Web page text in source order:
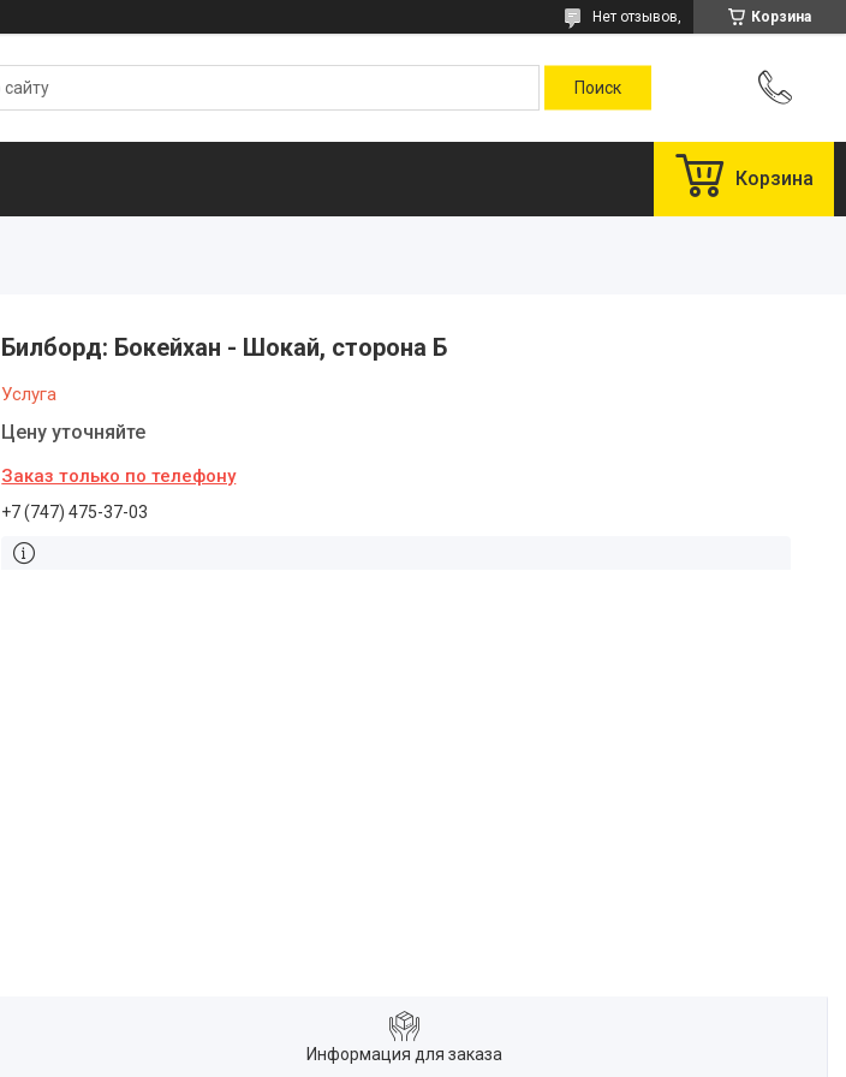
Корзина
Нет отзывов,
Корзина
Билборд: Бокейхан - Шокай, сторона Б
Услуга
Цену уточняйте
Заказ только по телефону
+7 (747) 475-37-03
Информация для заказа